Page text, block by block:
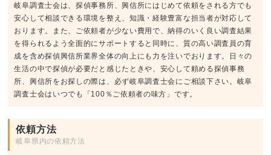
岐阜調査士会は、探偵事務所、興信所にはじめて依頼をされる方でも
安心して相談できる環境を整え、知識・経験豊富な担当者が対応して
おります。また、ご依頼者が少ない費用で、納得のいく良い調査結果
を得られるよう全面的にサポートすると同時に、質の高い調査員の育
成を含め探偵興信所業界全体の向上にも力を注いでおります。日々の
生活の中で探偵が必要だと感じたときや、安心して頼める探偵事務
所、興信所をお探しの際は、必ず岐阜調査士会にご相談下さい。岐阜
調査士会はいつでも「100％ご依頼者の味方」です。
依頼方法
岐阜県内の依頼方法